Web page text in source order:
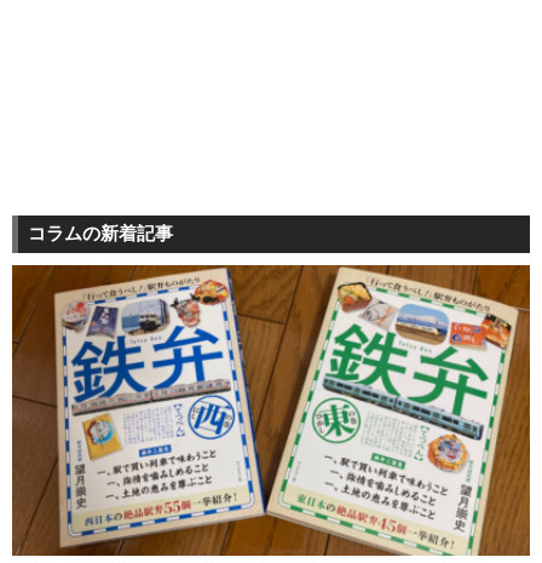
コラムの新着記事